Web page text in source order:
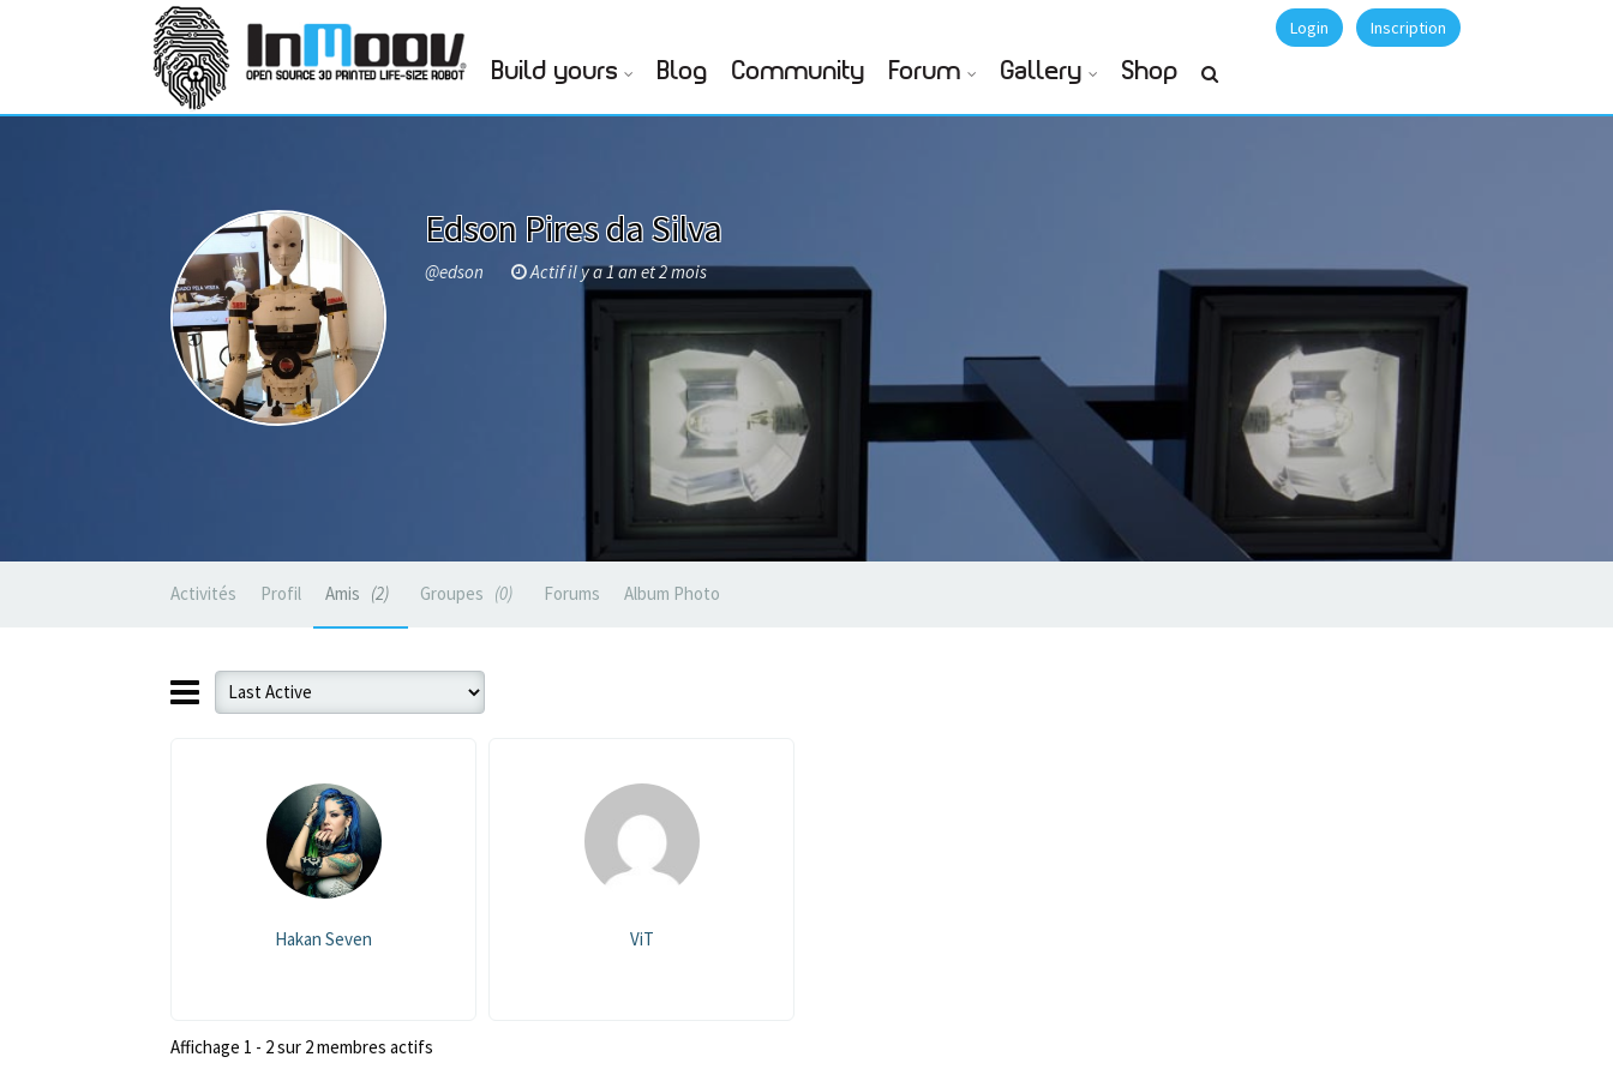
Login Inscription
Build yours Blog Community Forum Gallery Shop
Edson Pires da Silva
@edson Actif il y a 1 an et 2 mois
Activités Profil Amis 2 Groupes 0 Forums Album Photo
Hakan Seven ViT
Affichage 1 - 2 sur 2 membres actifs